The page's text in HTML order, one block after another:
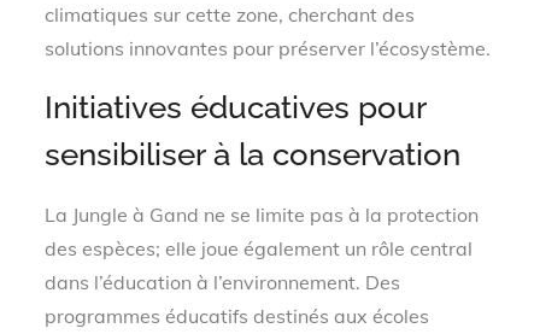
climatiques sur cette zone, cherchant des
solutions innovantes pour préserver l’écosystème.
Initiatives éducatives pour
sensibiliser à la conservation
La Jungle à Gand ne se limite pas à la protection
des espèces; elle joue également un rôle central
dans l’éducation à l’environnement. Des
programmes éducatifs destinés aux écoles